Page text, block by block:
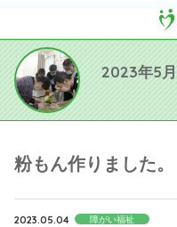
2023年5月
粉もん作りました。
2023.05.04 障がい福祉